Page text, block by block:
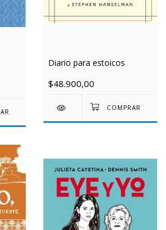
Diario para estoicos
$48.900,00